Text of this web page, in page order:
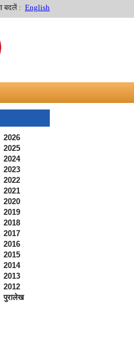
बदलें : English
2026
2025
2024
2023
2022
2021
2020
2019
2018
2017
2016
2015
2014
2013
2012
पुरालेख